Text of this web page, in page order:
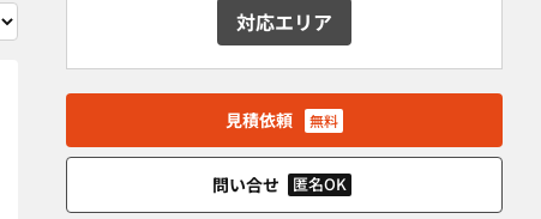
対応エリア
見積依頼 無料
問い合せ 匿名OK